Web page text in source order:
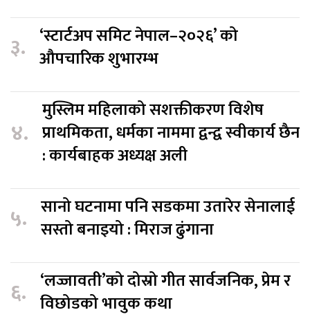
३. ‘स्टार्टअप समिट नेपाल–२०२६’ को
औपचारिक शुभारम्भ
४.
मुस्लिम महिलाको सशक्तीकरण विशेष
प्राथमिकता, धर्मका नाममा द्वन्द्व स्वीकार्य छैन
: कार्यबाहक अध्यक्ष अली
५. सानो घटनामा पनि सडकमा उतारेर सेनालाई
सस्तो बनाइयो : मिराज ढुंगाना
६. ‘लज्जावती’को दोस्रो गीत सार्वजनिक, प्रेम र
विछोडको भावुक कथा